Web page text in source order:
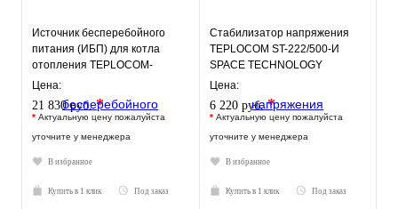
Источник бесперебойного
питания (ИБП) для котла
отопления TEPLOCOM-
250+17
Цена:
21 830 руб.*
* Актуальную цену пожалуйста
уточните у менеджера
В избранное
Купить в 1 клик Под заказ
Стабилизатор напряжения
TEPLOCOM ST-222/500-И
SPACE TECHNOLOGY
Цена:
6 220 руб.*
* Актуальную цену пожалуйста
уточните у менеджера
В избранное
Купить в 1 клик Под заказ